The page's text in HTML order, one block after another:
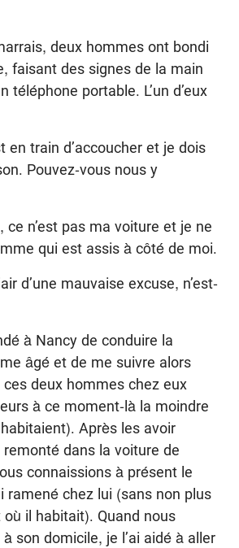
deux hommes ont bondi
faisant des signes de la main
téléphone portable. L’un d’eux
en train d’accoucher et je dois
Pouvez-vous nous y
ce n’est pas ma voiture et je ne
qui est assis à côté de moi.
d’une mauvaise excuse, n’est-
à Nancy de conduire la
âgé et de me suivre alors
deux hommes chez eux
à ce moment-là la moindre
Après les avoir
dans la voiture de
connaissions à présent le
ramené chez lui (sans non plus
il habitait). Quand nous
son domicile, je l’ai aidé à aller